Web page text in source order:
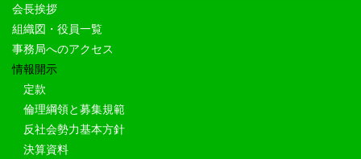
会長挨拶
組織図・役員一覧
事務局へのアクセス
情報開示
定款
倫理綱領と募集規範
反社会勢力基本方針
決算資料